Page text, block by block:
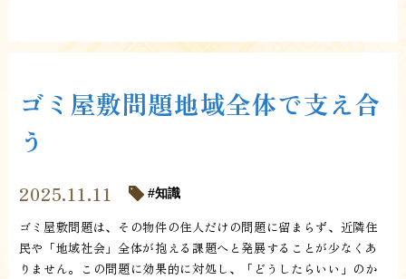
ゴミ屋敷問題地域全体で支え合
う
2025.11.11 知識
ゴミ屋敷問題は、その物件の住人だけの問題に留まらず、近隣住
民や「地域社会」全体が抱える課題へと発展することが少なくあ
りません。この問題に効果的に対処し、「どうしたらいい」のか